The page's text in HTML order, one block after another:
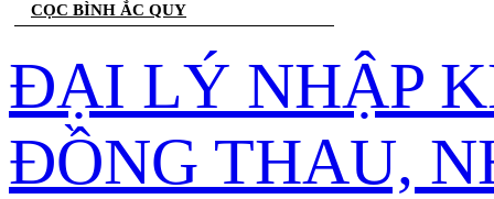
CỌC BÌNH ẮC QUY
ĐẠI LÝ NHẬP
ĐỒNG THAU,